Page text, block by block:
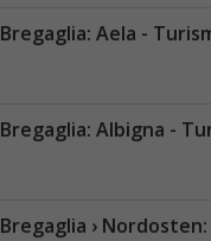
Bregaglia: Aela -
Bregaglia: Albigna -
Bregaglia › Nordosten: Lake Sils